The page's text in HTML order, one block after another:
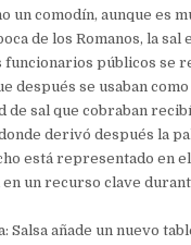
un comodín, aunque es
de los Romanos, la sal
funcionarios públicos se
después se usaban
de sal que cobraban
derivó después la
está representado en
un recurso clave
Salsa añade un nuevo